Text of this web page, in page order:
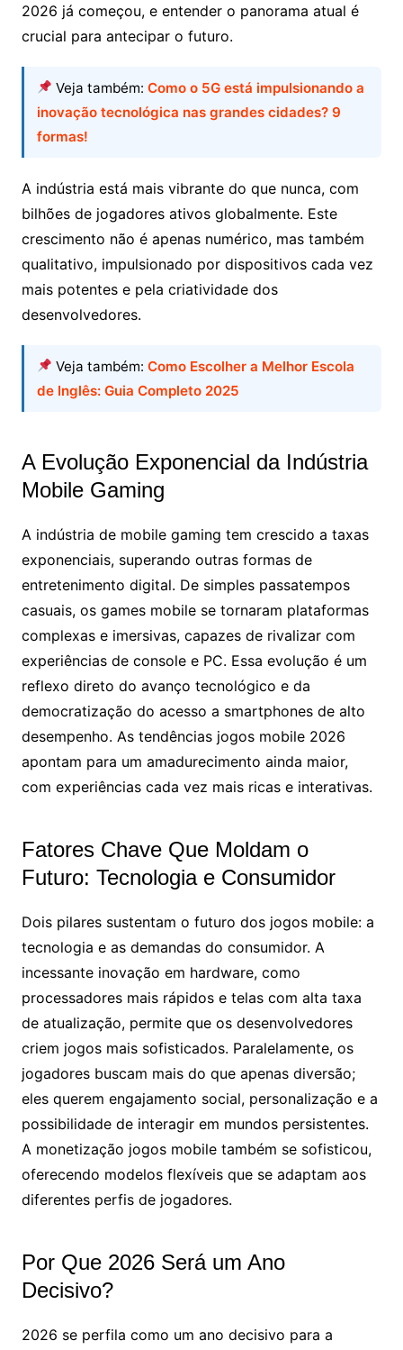
2026 já começou, e entender o panorama atual é
crucial para antecipar o futuro.
Veja também:Como o 5G está impulsionando a
inovação tecnológica nas grandes cidades? 9
formas!
A indústria está mais vibrante do que nunca, com
bilhões de jogadores ativos globalmente. Este
crescimento não é apenas numérico, mas também
qualitativo, impulsionado por dispositivos cada vez
mais potentes e pela criatividade dos
desenvolvedores.
Veja também:Como Escolher a Melhor Escola
de Inglês: Guia Completo 2025
A Evolução Exponencial da Indústria
Mobile Gaming
A indústria de mobile gaming tem crescido a taxas
exponenciais, superando outras formas de
entretenimento digital. De simples passatempos
casuais, os games mobile se tornaram plataformas
complexas e imersivas, capazes de rivalizar com
experiências de console e PC. Essa evolução é um
reflexo direto do avanço tecnológico e da
democratização do acesso a smartphones de alto
desempenho. As tendências jogos mobile 2026
apontam para um amadurecimento ainda maior,
com experiências cada vez mais ricas e interativas.
Fatores Chave Que Moldam o
Futuro: Tecnologia e Consumidor
Dois pilares sustentam o futuro dos jogos mobile: a
tecnologia e as demandas do consumidor. A
incessante inovação em hardware, como
processadores mais rápidos e telas com alta taxa
de atualização, permite que os desenvolvedores
criem jogos mais sofisticados. Paralelamente, os
jogadores buscam mais do que apenas diversão;
eles querem engajamento social, personalização e a
possibilidade de interagir em mundos persistentes.
A monetização jogos mobile também se sofisticou,
oferecendo modelos flexíveis que se adaptam aos
diferentes perfis de jogadores.
Por Que 2026 Será um Ano
Decisivo?
2026 se perfila como um ano decisivo para a